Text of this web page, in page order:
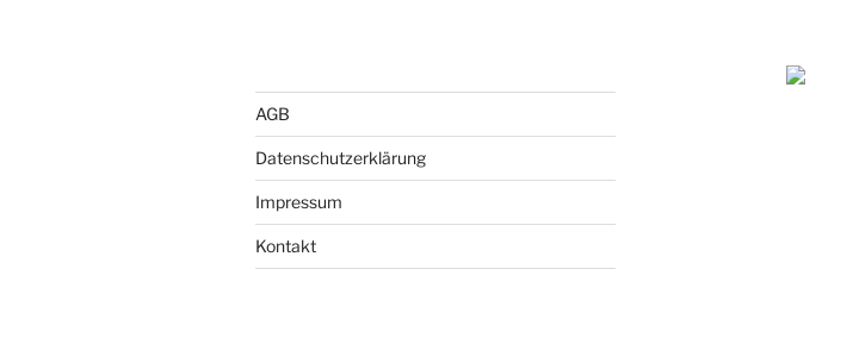
AGB
Datenschutzerklärung
Impressum
Kontakt